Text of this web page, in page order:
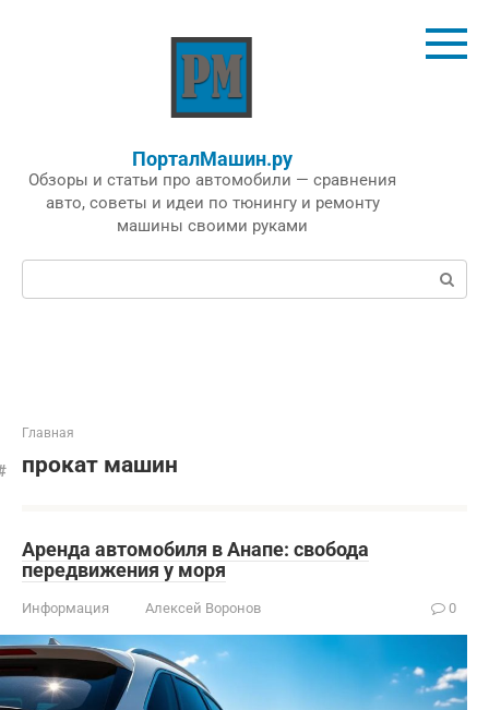
ПорталМашин.ру
Обзоры и статьи про автомобили — сравнения
авто, советы и идеи по тюнингу и ремонту
машины своими руками
Поиск:
Главная
прокат машин
Аренда автомобиля в Анапе: свобода
передвижения у моря
Информация Алексей Воронов 0